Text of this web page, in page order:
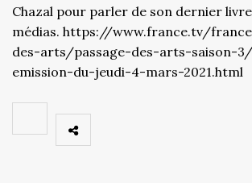
Chazal pour parler de son dernier
médias. https://www.france.tv/
des-arts/passage-des-arts-saison-3/
emission-du-jeudi-4-mars-2021.html